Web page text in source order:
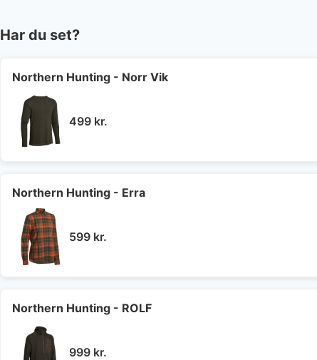
Har du set?
Northern Hunting - Norr Vik
499 kr.
Northern Hunting - Erra
599 kr.
Northern Hunting - ROLF
999 kr.